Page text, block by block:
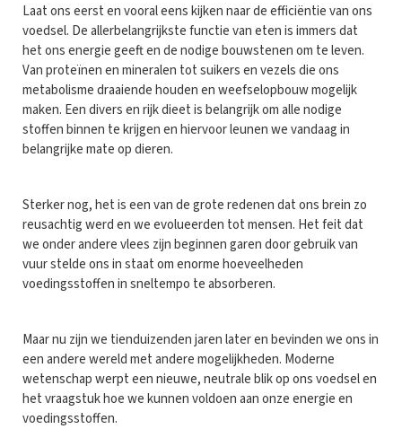
Laat ons eerst en vooral eens kijken naar de efficiëntie van ons
voedsel. De allerbelangrijkste functie van eten is immers dat
het ons energie geeft en de nodige bouwstenen om te leven.
Van proteïnen en mineralen tot suikers en vezels die ons
metabolisme draaiende houden en weefselopbouw mogelijk
maken. Een divers en rijk dieet is belangrijk om alle nodige
stoffen binnen te krijgen en hiervoor leunen we vandaag in
belangrijke mate op dieren.
Sterker nog, het is een van de grote redenen dat ons brein zo
reusachtig werd en we evolueerden tot mensen. Het feit dat
we onder andere vlees zijn beginnen garen door gebruik van
vuur stelde ons in staat om enorme hoeveelheden
voedingsstoffen in sneltempo te absorberen.
Maar nu zijn we tienduizenden jaren later en bevinden we ons in
een andere wereld met andere mogelijkheden. Moderne
wetenschap werpt een nieuwe, neutrale blik op ons voedsel en
het vraagstuk hoe we kunnen voldoen aan onze energie en
voedingsstoffen.